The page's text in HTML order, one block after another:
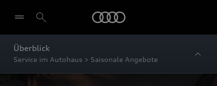
Überblick
Service im Autohaus > Saisonale Angebote